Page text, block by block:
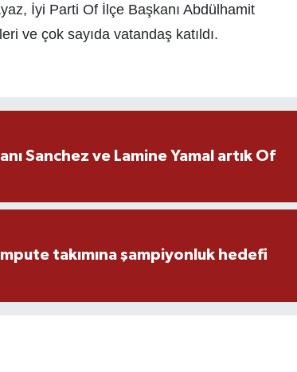
İyi Parti Of İlçe Başkanı Abdülhamit
ve çok sayıda vatandaş katıldı.
Sanchez ve Lamine Yamal artık Of
takımına şampiyonluk hedefi